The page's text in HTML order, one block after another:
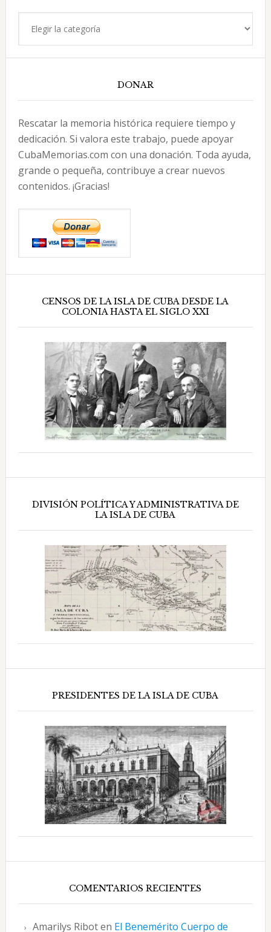
DONAR
Rescatar la memoria histórica requiere tiempo y
dedicación. Si valora este trabajo, puede apoyar
CubaMemorias.com con una donación. Toda ayuda,
grande o pequeña, contribuye a crear nuevos
contenidos. ¡Gracias!
CENSOS DE LA ISLA DE CUBA DESDE LA
COLONIA HASTA EL SIGLO XXI
DIVISIÓN POLÍTICA Y ADMINISTRATIVA DE
LA ISLA DE CUBA
PRESIDENTES DE LA ISLA DE CUBA
COMENTARIOS RECIENTES
Amarilys Riboten El Benemérito Cuerpo de